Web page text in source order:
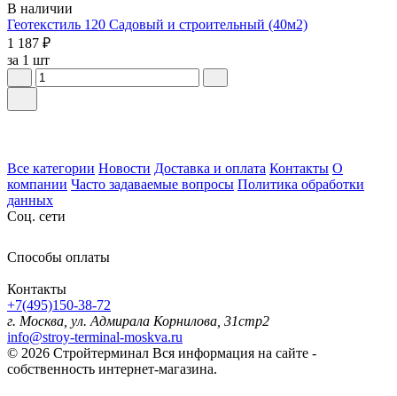
В наличии
Геотекстиль 120 Садовый и строительный (40м2)
1 187 ₽
за 1 шт
Все категории Новости Доставка и оплата Контакты О
компании Часто задаваемые вопросы Политика обработки
данных
Соц. сети
Способы оплаты
Контакты
+7(495)150-38-72
г. Москва, ул. Адмирала Корнилова, 31стр2
info@stroy-terminal-moskva.ru
© 2026 Стройтерминал Вся информация на сайте -
собственность интернет-магазина.